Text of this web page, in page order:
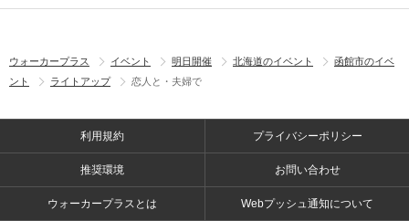
ウォーカープラス イベント 明日開催 北海道のイベント
函館市のイベ
ント
ライトアップ 恋人と・夫婦で
利用規約 プライバシーポリシー
推奨環境 お問い合わせ
ウォーカープラスとは Webプッシュ通知について